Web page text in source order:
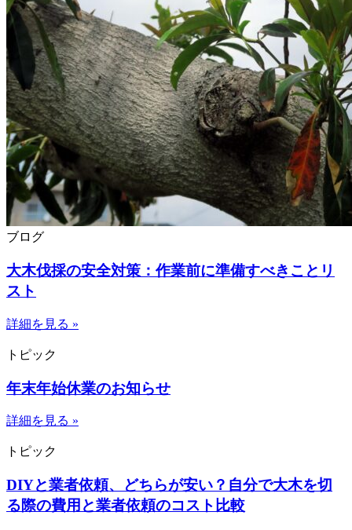
ブログ
大木伐採の安全対策：作業前に準備すべきことリ
スト
詳細を見る »
トピック
年末年始休業のお知らせ
詳細を見る »
トピック
DIYと業者依頼、どちらが安い？自分で大木を切
る際の費用と業者依頼のコスト比較